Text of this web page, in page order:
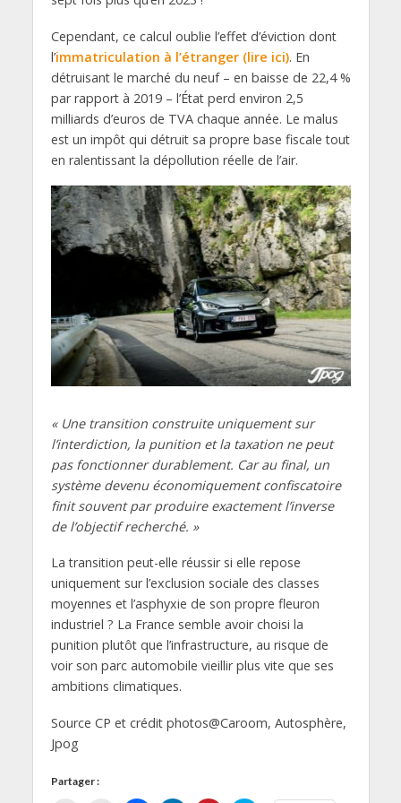
Cependant, ce calcul oublie l’effet d’éviction dont
l’immatriculation à l’étranger (lire ici). En
détruisant le marché du neuf – en baisse de 22,4 %
par rapport à 2019 – l’État perd environ 2,5
milliards d’euros de TVA chaque année. Le malus
est un impôt qui détruit sa propre base fiscale tout
en ralentissant la dépollution réelle de l’air.
« Une transition construite uniquement sur
l’interdiction, la punition et la taxation ne peut
pas fonctionner durablement. Car au final, un
système devenu économiquement confiscatoire
finit souvent par produire exactement l’inverse
de l’objectif recherché. »
La transition peut-elle réussir si elle repose
uniquement sur l’exclusion sociale des classes
moyennes et l’asphyxie de son propre fleuron
industriel ? La France semble avoir choisi la
punition plutôt que l’infrastructure, au risque de
voir son parc automobile vieillir plus vite que ses
ambitions climatiques.
Source CP et crédit photos@Caroom, Autosphère,
Jpog
Partager :